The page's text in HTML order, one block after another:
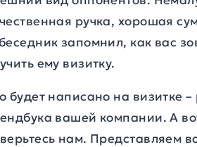
ручка, хорошая
запомнил, как вас
ему визитку.
будет написано на визитке
вашей компании. А
нам. Представляем